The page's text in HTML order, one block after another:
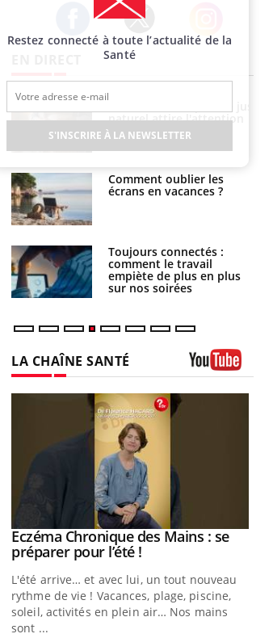
Facebook Twitter Instagram
naturel attire l'attention
des chercheurs
Comment oublier les
écrans en vacances ?
Toujours connectés :
comment le travail
empiète de plus en plus
sur nos soirées
LA CHAÎNE SANTÉ
Youtube
Eczéma Chronique des Mains : se
préparer pour l’été !Youtube
L'été arrive… et avec lui, un tout nouveau
rythme de vie ! Vacances, plage, piscine,
soleil, activités en plein air… Nos mains
sont ...
Restez connecté à toute l’actualité de la
Santé
S'INSCRIRE À LA NEWSLETTER